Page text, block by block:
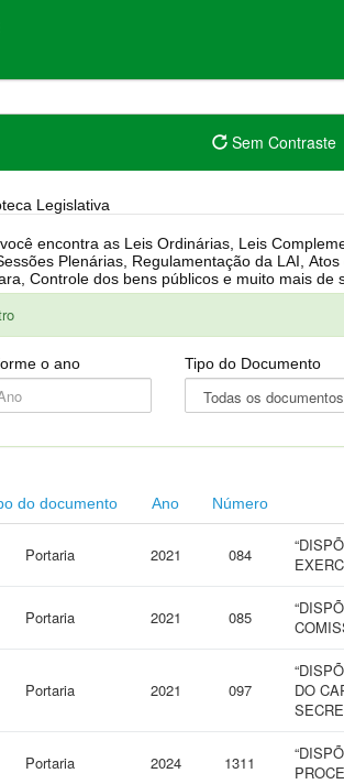
Sem Contraste
Legislativa
Leis Ordinárias, Leis Complementares, Portarias, Decretos, Atas, PPA, LDO, LOA, RREO, Resoluções, RGF, Lei Orgânica, Regimento Interno, Pauta
Agenda Externa do presidente, Relatório do Controle Interno, Projetos em tramitação na
Câmara, Controle dos bens
o ano Tipo do Documento
do documento Ano Número
Portaria 2021 084
Portaria 2021 085
Portaria 2021 097
DO
Portaria 2024 1311